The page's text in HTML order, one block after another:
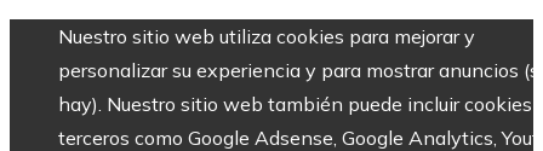
Nuestro sitio web utiliza cookies para mejorar y
personalizar su experiencia y para mostrar anuncios
hay). Nuestro sitio web también puede incluir cookies
terceros como Google Adsense, Google Analytics,